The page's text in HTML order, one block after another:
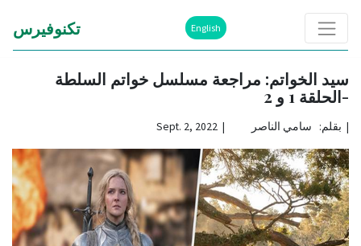
English تكنوفيرس
سيد الخواتم: مراجعة مسلسل خواتم السلطة
-الحلقة 1 و 2
| بقلم: سامي الناصر | Sept. 2, 2022